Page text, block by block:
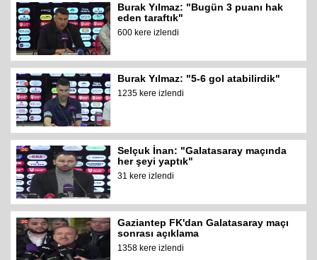
Burak Yılmaz: "Bugün 3 puanı hak
eden taraftık"
600 kere izlendi
Burak Yılmaz: "5-6 gol atabilirdik"
1235 kere izlendi
Selçuk İnan: "Galatasaray maçında
her şeyi yaptık"
31 kere izlendi
Gaziantep FK'dan Galatasaray maçı
sonrası açıklama
1358 kere izlendi